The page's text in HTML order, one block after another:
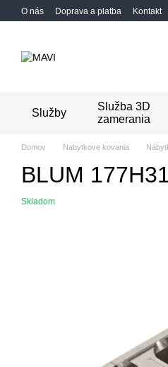
Перейти к основному контенту
O nás Doprava a platba Kontakt
Služby
Služba 3D
zamerania
Domov Nabytkove kovania
BLUM
Skladom